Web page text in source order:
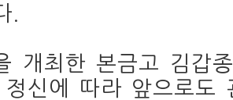
.
개최한 본금고 김갑
정신에 따라 앞으로도